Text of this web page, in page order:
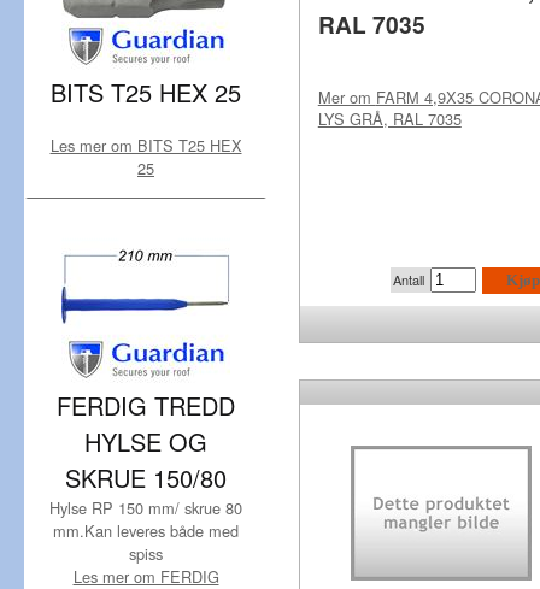
BITS T25 HEX 25
Les mer om BITS T25 HEX
25
FERDIG TREDD
HYLSE OG
SKRUE 150/80
Hylse RP 150 mm/ skrue 80
mm.Kan leveres både med
spiss
Les mer om FERDIG
RAL 7035
Mer om FARM 4,9X35
LYS GRÅ, RAL 7035
Kjøp
Antall